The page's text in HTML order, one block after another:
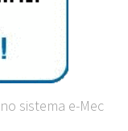
sistema e-Mec